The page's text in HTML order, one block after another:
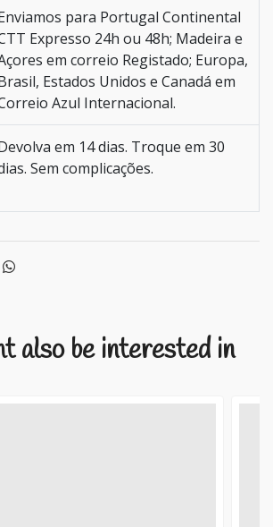
para Portugal Continental
Expresso 24h ou 48h; Madeira e
em correio Registado; Europa,
Estados Unidos e Canadá em
Azul Internacional.
em 14 dias. Troque em 30
Sem complicações.
also be interested in